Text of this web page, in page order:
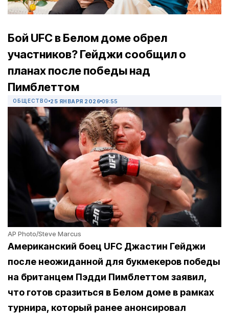
Бой UFC в Белом доме обрел
участников? Гейджи сообщил о
планах после победы над
Пимблеттом
ОБЩЕСТВО 25 ЯНВАРЯ 2026 09:55
AP Photo/Steve Marcus
Американский боец UFC Джастин Гейджи
после неожиданной для букмекеров победы
на британцем Пэдди Пимблеттом заявил,
что готов сразиться в Белом доме в рамках
турнира, который ранее анонсировал